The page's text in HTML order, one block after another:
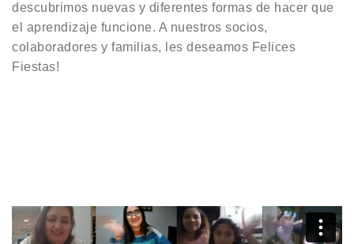
descubrimos nuevas y diferentes formas de hacer que
el aprendizaje funcione. A nuestros socios,
colaboradores y familias, les deseamos Felices
Fiestas!